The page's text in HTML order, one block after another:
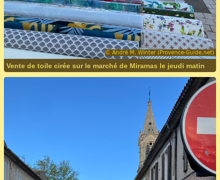
Vente de toile cirée sur le marché de Miramas le jeudi matin